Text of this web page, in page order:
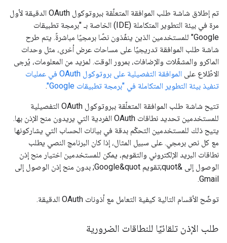
تم إطلاق شاشة طلب الموافقة المتعلّقة ببروتوكول OAuth الدقيقة لأول
مرة في بيئة التطوير المتكاملة (IDE) الخاصة بـ "برمجة تطبيقات
Google" للمستخدمين الذين ينفّذون نصًا برمجيًا مباشرةً. يتم طرح
شاشة طلب الموافقة تدريجيًا على مساحات عرض أخرى، مثل وحدات
الماكرو والمشغّلات والإضافات، بمرور الوقت. لمزيد من المعلومات، يُرجى
الاطّلاع على
الموافقة التفصيلية على بروتوكول OAuth في عمليات
تنفيذ بيئة التطوير المتكاملة في "برمجة تطبيقات Google"
.
تتيح شاشة طلب الموافقة المتعلّقة ببروتوكول OAuth التفصيلية
للمستخدمين تحديد نطاقات OAuth الفردية التي يريدون منح الإذن بها.
يتيح ذلك للمستخدمين التحكّم بدقة في بيانات الحساب التي يشاركونها
مع كل نص برمجي. على سبيل المثال، إذا كان البرنامج النصي يطلب
نطاقات البريد الإلكتروني والتقويم، يمكن للمستخدمين اختيار منح إذن
الوصول إلى &quot;تقويم Google&quot; بدون منح إذن الوصول إلى
Gmail.
توضّح الأقسام التالية كيفية التعامل مع أذونات OAuth الدقيقة.
طلب الإذن تلقائيًا للنطاقات الضرورية